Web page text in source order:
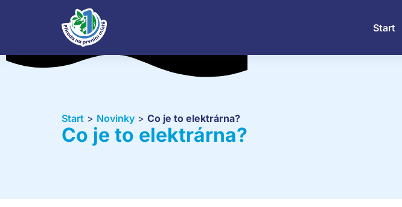
Start
Start > Novinky > Co je to elektrárna?
Co je to elektrárna?